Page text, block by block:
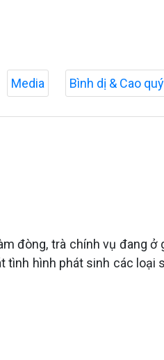
Media Bình dị & Cao quý
đòng, trà chính vụ đang
hình phát sinh các loại